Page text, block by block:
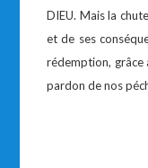
DIEU. Mais la
et de ses
rédemption, grâce
pardon de nos